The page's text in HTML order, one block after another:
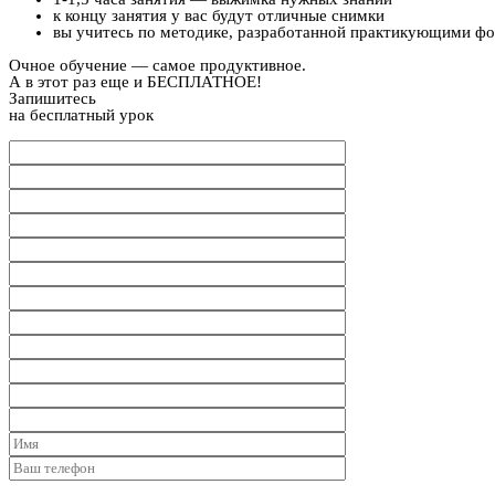
к концу занятия у вас будут отличные снимки
вы учитесь по методике, разработанной практикующими
Очное обучение — самое продуктивное.
А в этот раз еще и БЕСПЛАТНОЕ!
Запишитесь
на бесплатный урок